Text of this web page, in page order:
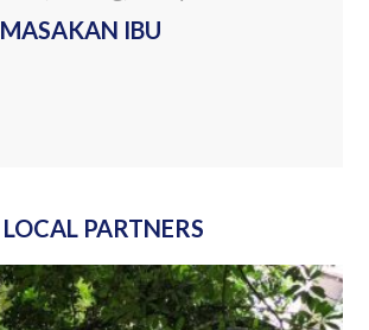
IBU
LOCAL PARTNERS